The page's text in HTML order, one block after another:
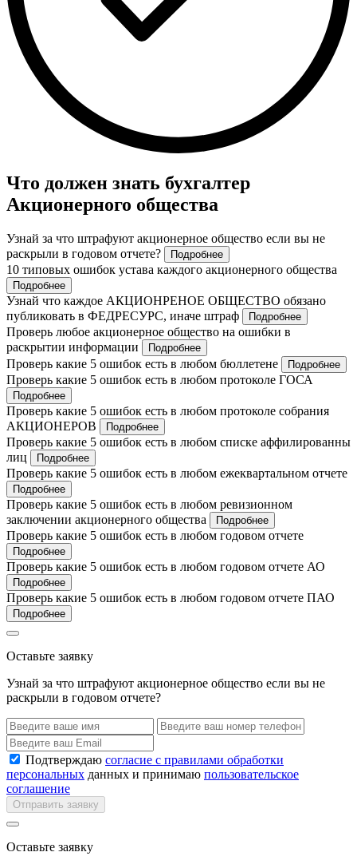
Что должен знать бухгалтер
Акционерного общества
Узнай за что штрафуют акционерное общество если вы не
раскрыли в годовом отчете?
Подробнее
10 типовых ошибок устава каждого акционерного общества
Подробнее
Узнай что каждое АКЦИОНРЕНОЕ ОБЩЕСТВО обязано
публиковать в ФЕДРЕСУРС, иначе штраф
Подробнее
Проверь любое акционерное общество на ошибки в
раскрытии информации
Подробнее
Проверь какие 5 ошибок есть в любом бюллетене Подробнее
Проверь какие 5 ошибок есть в любом протоколе ГОСА
Подробнее
Проверь какие 5 ошибок есть в любом протоколе собрания
АКЦИОНЕРОВ
Подробнее
Проверь какие 5 ошибок есть в любом списке аффилированны
лиц
Подробнее
Проверь какие 5 ошибок есть в любом ежеквартальном отчете
Подробнее
Проверь какие 5 ошибок есть в любом ревизионном
заключении акционерного общества
Подробнее
Проверь какие 5 ошибок есть в любом годовом отчете
Подробнее
Проверь какие 5 ошибок есть в любом годовом отчете АО
Подробнее
Проверь какие 5 ошибок есть в любом годовом отчете ПАО
Подробнее
Оставьте заявку
Узнай за что штрафуют акционерное общество если вы не
раскрыли в годовом отчете?
Подтверждаю согласие с правилами обработки
персональных данных и принимаю пользовательское
соглашение
Отправить заявку
Оставьте заявку